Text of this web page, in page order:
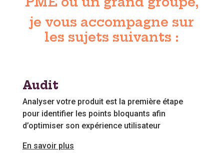
je vous accompagne sur
les sujets suivants :
Audit
Analyser votre produit est la première étape
pour identifier les points bloquants afin
d’optimiser son expérience utilisateur
En savoir plus